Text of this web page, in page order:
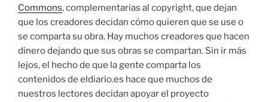
Commons, complementarias al copyright, que dejan
que los creadores decidan cómo quieren que se use o
se comparta su obra. Hay muchos creadores que hacen
dinero dejando que sus obras se compartan. Sin ir más
lejos, el hecho de que la gente comparta los
contenidos de eldiario.es hace que muchos de
nuestros lectores decidan apoyar el proyecto